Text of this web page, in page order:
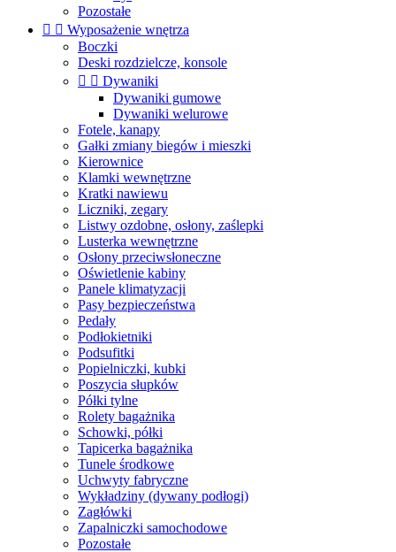
Pozostałe
  Wyposażenie wnętrza
Boczki
Deski rozdzielcze, konsole
  Dywaniki
Dywaniki gumowe
Dywaniki welurowe
Fotele, kanapy
Gałki zmiany biegów i mieszki
Kierownice
Klamki wewnętrzne
Kratki nawiewu
Liczniki, zegary
Listwy ozdobne, osłony, zaślepki
Lusterka wewnętrzne
Osłony przeciwsłoneczne
Oświetlenie kabiny
Panele klimatyzacji
Pasy bezpieczeństwa
Pedały
Podłokietniki
Podsufitki
Popielniczki, kubki
Poszycia słupków
Półki tylne
Rolety bagażnika
Schowki, półki
Tapicerka bagażnika
Tunele środkowe
Uchwyty fabryczne
Wykładziny (dywany podłogi)
Zagłówki
Zapalniczki samochodowe
Pozostałe